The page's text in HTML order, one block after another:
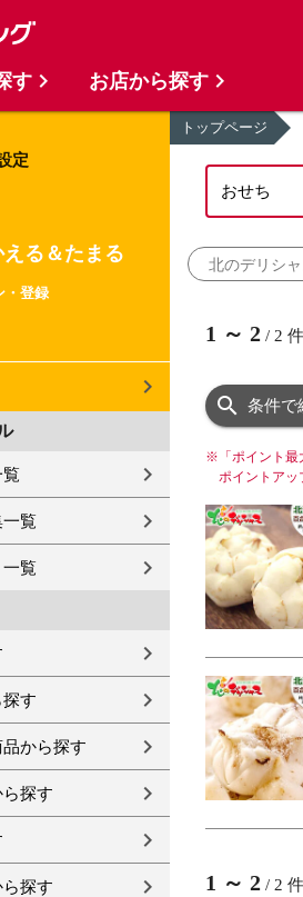
定
る＆たまる
・登録
覧
一覧
一覧
す
から探す
探す
探す
トップページ
北のデリシャ
1 ～ 2 / 2 件
条件で
※ 「ポイント
ポイントアッ
1 ～ 2 / 2 件
す お店から探す